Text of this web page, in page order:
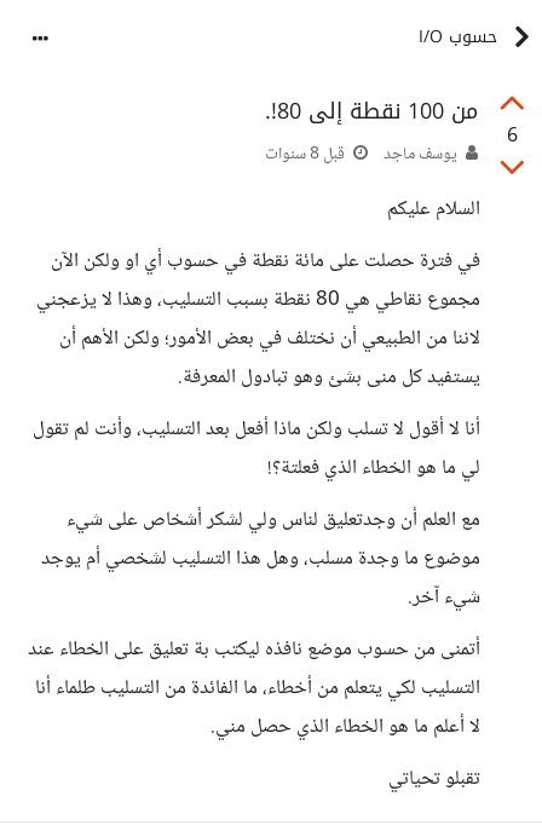
حسوب I/O
6
من 100 نقطة إلى 80!.
يوسف ماجد قبل 8 سنوات
السلام عليكم
في فترة حصلت على مائة نقطة في حسوب أي او ولكن الآن
مجموع نقاطي هي 80 نقطة بسبب التسليب، وهذا لا يزعجني
لاننا من الطبيعي أن نختلف في بعض الأمور؛ ولكن الأهم أن
يستفيد كل منى بشئ وهو تبادول المعرفة.
أنا لا أقول لا تسلب ولكن ماذا أفعل بعد التسليب، وأنت لم تقول
لي ما هو الخطاء الذي فعلتة؟!
مع العلم أن وجدتعليق لناس ولي لشكر أشخاص على شيء
موضوع ما وجدة مسلب، وهل هذا التسليب لشخصي أم يوجد
شيء آخر.
أتمنى من حسوب موضع نافذه ليكتب بة تعليق على الخطاء عند
التسليب لكي يتعلم من أخطاء، ما الفائدة من التسليب طلماء أنا
لا أعلم ما هو الخطاء الذي حصل مني.
تقبلو تحياتي